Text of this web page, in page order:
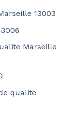
13003
Marseille
qualite